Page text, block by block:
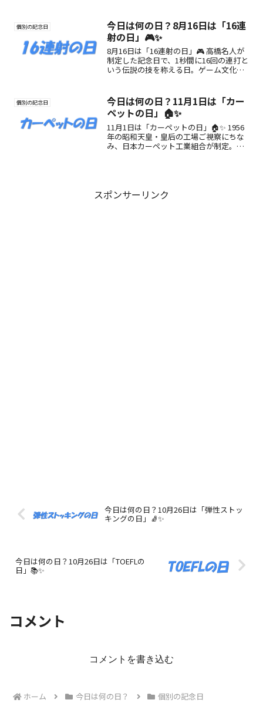
個別の記念日
今日は何の日？8月16日は「16連
射の日」🎮✨
8月16日は「16連射の日」🎮 高橋名人が
制定した記念日で、1秒間に16回の連打と
いう伝説の技を称える日。ゲーム文化の
個別の記念日
今日は何の日？11月1日は「カー
ペットの日」🏠✨
11月1日は「カーペットの日」🏠✨ 1956
年の昭和天皇・皇后の工場ご視察にちな
み、日本カーペット工業組合が制定。カ
スポンサーリンク
今日は何の日？10月26日は「弾性ストッ
キングの日」🧦✨
今日は何の日？10月26日は「TOEFLの
日」📚✨
コメント
コメントを書き込む
ホーム 今日は何の日？ 個別の記念日